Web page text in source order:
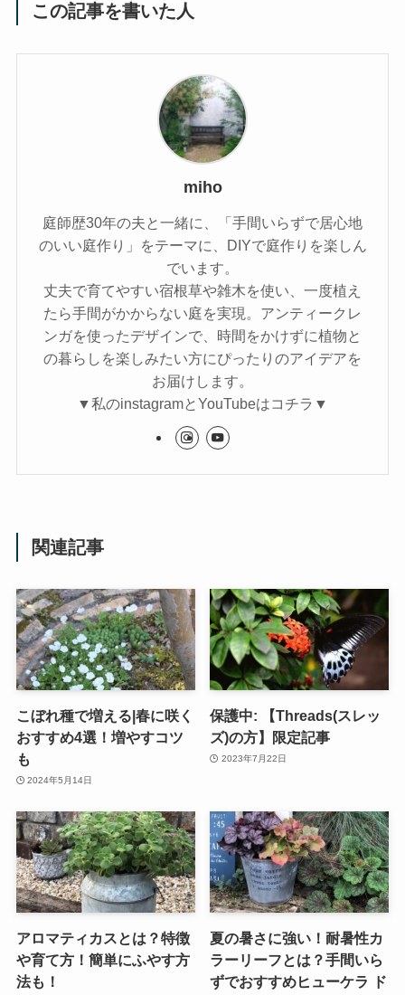
この記事を書いた人
miho
庭師歴30年の夫と一緒に、「手間いらずで居心地
のいい庭作り」をテーマに、DIYで庭作りを楽しん
でいます。
丈夫で育てやすい宿根草や雑木を使い、一度植え
たら手間がかからない庭を実現。アンティークレ
ンガを使ったデザインで、時間をかけずに植物と
の暮らしを楽しみたい方にぴったりのアイデアを
お届けします。
▼私のinstagramとYouTubeはコチラ▼
関連記事
こぼれ種で増える|春に咲く
おすすめ4選！増やすコツ
も
2024年5月14日
保護中: 【Threads(スレッ
ズ)の方】限定記事
2023年7月22日
アロマティカスとは？特徴
や育て方！簡単にふやす方
法も！
夏の暑さに強い！耐暑性カ
ラーリーフとは？手間いら
ずでおすすめヒューケラ ド